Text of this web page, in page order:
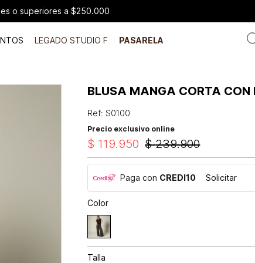
o superiores a $250.000
LEGADO STUDIO F PASARELA
BLUSA MANGA CORTA CON
Ref:S0100
Precio exclusivo online
$ 239.900
$ 119.950
Paga con CREDI10 Solicitar
Color
Talla